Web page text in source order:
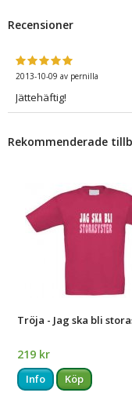
Recensioner
2013-10-09 av pernilla
Jättehäftig!
Rekommenderade
Tröja - Jag ska bli
219 kr
Info Köp